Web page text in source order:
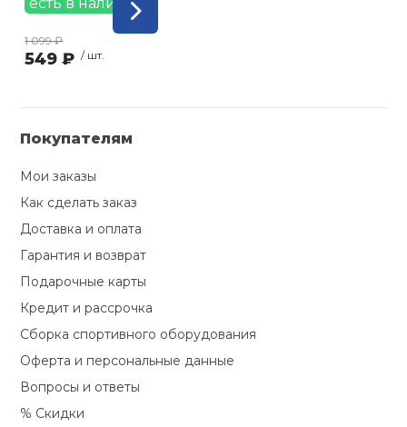
1 099 ₽
549 ₽ / шт.
Покупателям
Мои заказы
Как сделать заказ
Доставка и оплата
Гарантия и возврат
Подарочные карты
Кредит и рассрочка
Сборка спортивного оборудования
Оферта и персональные данные
Вопросы и ответы
% Скидки